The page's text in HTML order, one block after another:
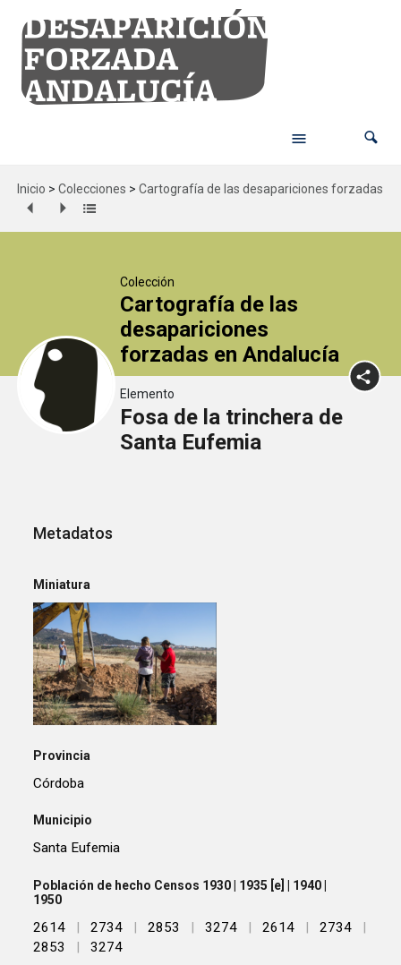
Inicio > Colecciones > Cartografía de las desapariciones forzadas
Colección
Cartografía de las
desapariciones
forzadas en Andalucía
Elemento
Fosa de la trinchera de
Santa Eufemia
Metadatos
Miniatura
Provincia
Córdoba
Municipio
Santa Eufemia
Población de hecho Censos 1930 | 1935 [e] | 1940 |
1950
2614 | 2734 | 2853 | 3274 | 2614 | 2734
|
2853
| 3274